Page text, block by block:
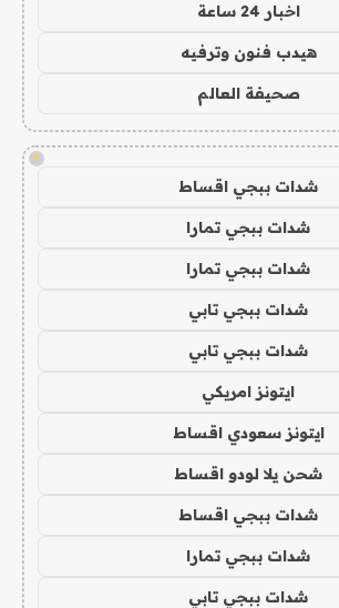
اخبار 24 ساعة
هيدب فنون وترفيه
صحيفة العالم
!
شدات ببجي اقساط
شدات ببجي تمارا
شدات ببجي تمارا
شدات ببجي تابي
شدات ببجي تابي
ايتونز امريكي
ايتونز سعودي اقساط
شحن يلا لودو اقساط
شدات ببجي اقساط
شدات ببجي تمارا
شدات ببجي تابي